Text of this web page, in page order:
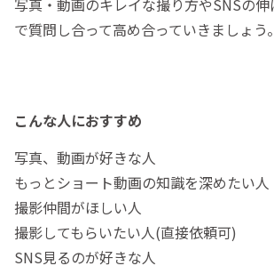
で質問し合って高め合っていきましょう。
こんな人におすすめ
写真、動画が好きな人
もっとショート動画の知識を深めたい人
撮影仲間がほしい人
撮影してもらいたい人(直接依頼可)
SNS見るのが好きな人